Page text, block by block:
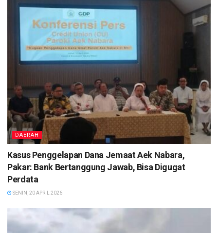
DAERAH
Kasus Penggelapan Dana Jemaat Aek Nabara,
Pakar: Bank Bertanggung Jawab, Bisa Digugat
Perdata
SENIN, 20 APRIL 2026